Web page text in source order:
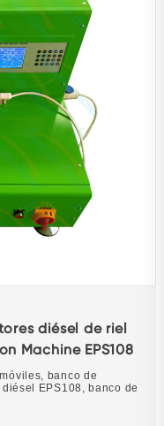
diésel de riel
Machine EPS108
banco de
EPS108, banco de